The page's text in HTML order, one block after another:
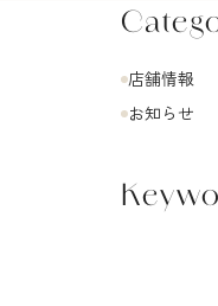
店舗情報
お知らせ